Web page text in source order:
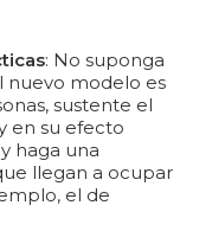
: No suponga
nuevo modelo es
sustente el
en su efecto
haga una
llegan a ocupar
el de